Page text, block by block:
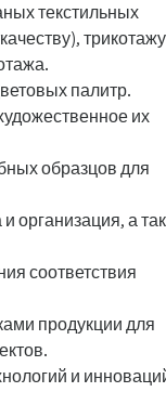
текстильных
палитр.
их
образцов для
организация, а
соответствия
продукции для
и